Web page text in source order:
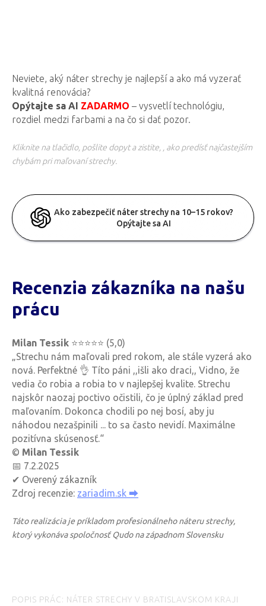
Neviete, aký náter strechy je najlepší a ako má vyzerať
kvalitná renovácia?
Opýtajte sa AI ZADARMO – vysvetlí technológiu,
rozdiel medzi farbami a na čo si dať pozor.
Kliknite na tlačidlo, pošlite dopyt a zistite, , ako predísť najčastejším
chybám pri maľovaní strechy.
Ako zabezpečiť náter strechy na 10–15 rokov?
Opýtajte sa AI
Recenzia zákazníka na našu
prácu
Milan Tessik ⭐⭐⭐⭐⭐ (5,0)
„Strechu nám maľovali pred rokom, ale stále vyzerá ako
nová. Perfektné 👌 Títo páni ,,išli ako draci,, Vidno, že
vedia čo robia a robia to v najlepšej kvalite. Strechu
najskôr naozaj poctivo očistili, čo je úplný základ pred
maľovaním. Dokonca chodili po nej bosí, aby ju
náhodou nezašpinili ... to sa často nevidí. Maximálne
pozitívna skúsenosť.“
© Milan Tessik
📅 7.2.2025
✔ Overený zákazník
Zdroj recenzie: zariadim.sk ⮕
Táto realizácia je príkladom profesionálneho náteru strechy,
ktorý vykonáva spoločnosť Qudo na západnom Slovensku
POPIS PRÁC: NÁTER STRECHY V BRATISLAVSKOM KRAJI